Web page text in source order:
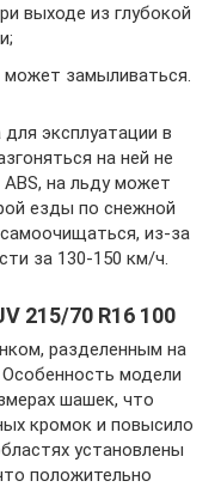
выходе из глубокой
может замыливаться.
эксплуатации в
на ней не
на льду может
езды по снежной
из-за
за 130-150 км/ч.
215/70 R16 100
разделенным на
модели
шашек, что
кромок и повысило
установлены
положительно